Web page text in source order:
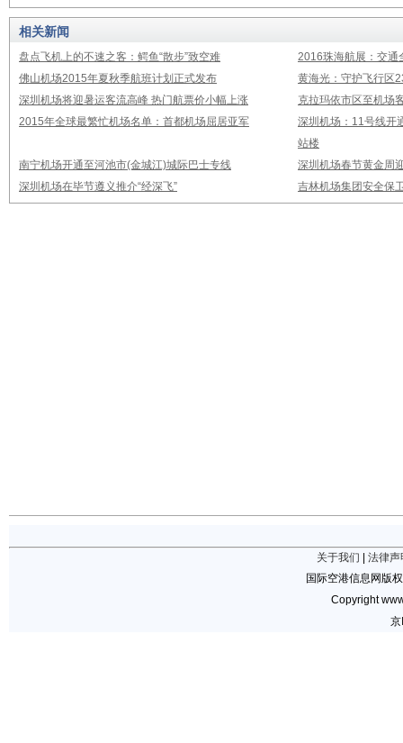
相关新闻
盘点飞机上的不速之客：鳄鱼“散步”致空难
2016珠海航展：交通
佛山机场2015年夏秋季航班计划正式发布
黄海光：守护飞行区
深圳机场将迎暑运客流高峰 热门航票价小幅上涨
克拉玛依市区至机场
2015年全球最繁忙机场名单：首都机场屈居亚军
深圳机场：11号线开
站楼
南宁机场开通至河池市(金城江)城际巴士专线
深圳机场春节黄金周
深圳机场在毕节遵义推介“经深飞”
吉林机场集团安全保
关于我们
法律声
国际空港信息网版
Copyright